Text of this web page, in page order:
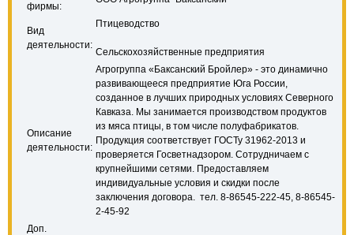
фирмы:
Вид
деятельности:
Птицеводство
Сельскохозяйственные предприятия
Описание
деятельности:
Агрогруппа «Баксанский Бройлер» - это динамично
развивающееся предприятие Юга России,
созданное в лучших природных условиях Северного
Кавказа. Мы занимается производством продуктов
из мяса птицы, в том числе полуфабрикатов.
Продукция соответствует ГОСТу 31962-2013 и
проверяется Госветнадзором. Сотрудничаем с
крупнейшими сетями. Предоставляем
индивидуальные условия и скидки после
заключения договора. тел. 8-86545-222-45, 8-86545-
2-45-92
Доп.